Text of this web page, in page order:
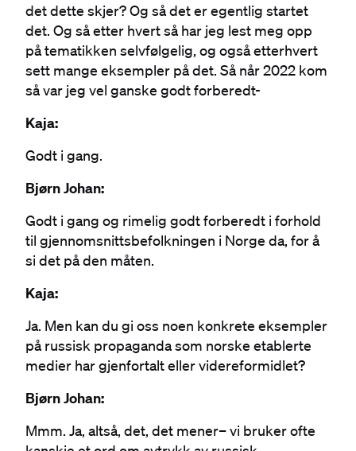
det dette skjer? Og så det er egentlig startet
det. Og så etter hvert så har jeg lest meg opp
på tematikken selvfølgelig, og også etterhvert
sett mange eksempler på det. Så når 2022 kom
så var jeg vel ganske godt forberedt-
Kaja:
Godt i gang.
Bjørn Johan:
Godt i gang og rimelig godt forberedt i forhold
til gjennomsnittsbefolkningen i Norge da, for å
si det på den måten.
Kaja:
Ja. Men kan du gi oss noen konkrete eksempler
på russisk propaganda som norske etablerte
medier har gjenfortalt eller videreformidlet?
Bjørn Johan:
Mmm. Ja, altså, det, det mener– vi bruker ofte